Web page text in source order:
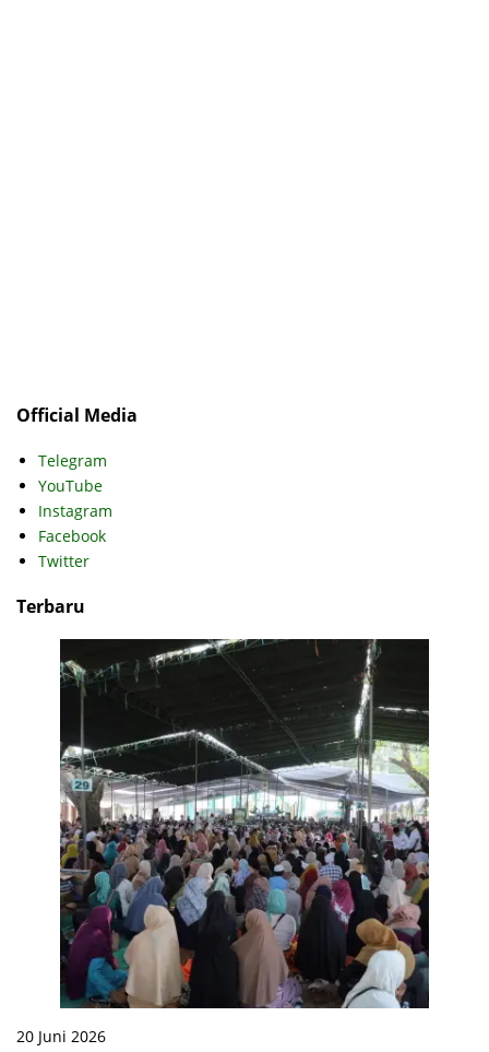
Official Media
Telegram
YouTube
Instagram
Facebook
Twitter
Terbaru
20 Juni 2026